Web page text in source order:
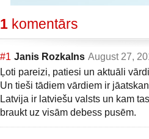
1 komentārs
#1 Janis Rozkalns August 27,
Ļoti pareizi, patiesi un aktuāli
Un tieši tādiem vārdiem ir
Latvija ir latviešu valsts un kam
braukt uz visām debess pusēm.